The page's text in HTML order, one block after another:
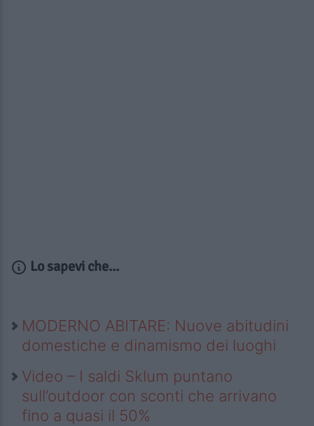
Lo sapevi che...
MODERNO ABITARE: Nuove abitudini
domestiche e dinamismo dei luoghi
Video – I saldi Sklum puntano
sull’outdoor con sconti che arrivano
fino a quasi il 50%